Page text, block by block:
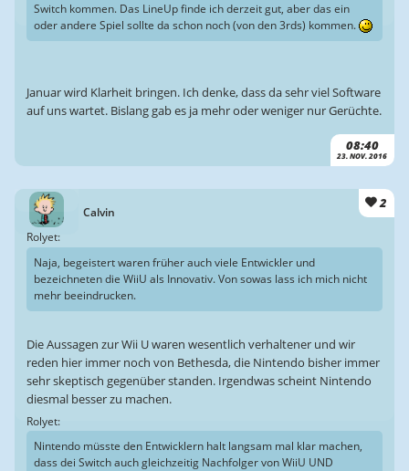
08:40
23. NOV. 2016
Switch kommen. Das LineUp finde ich derzeit gut, aber das ein
oder andere Spiel sollte da schon noch (von den 3rds) kommen.
Januar wird Klarheit bringen. Ich denke, dass da sehr viel Software
auf uns wartet. Bislang gab es ja mehr oder weniger nur Gerüchte.
Calvin
2
Rolyet:
Naja, begeistert waren früher auch viele Entwickler und
bezeichneten die WiiU als Innovativ. Von sowas lass ich mich nicht
mehr beeindrucken.
Die Aussagen zur Wii U waren wesentlich verhaltener und wir
reden hier immer noch von Bethesda, die Nintendo bisher immer
sehr skeptisch gegenüber standen. Irgendwas scheint Nintendo
diesmal besser zu machen.
Rolyet:
Nintendo müsste den Entwicklern halt langsam mal klar machen,
dass dei Switch auch gleichzeitig Nachfolger von WiiU UND